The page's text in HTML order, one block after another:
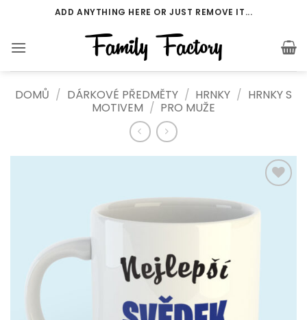
obsah
ADD ANYTHING HERE OR JUST REMOVE IT...
DOMŮ / DÁRKOVÉ PŘEDMĚTY / HRNKY / HRNKY S
MOTIVEM / PRO MUŽE
Wishlist